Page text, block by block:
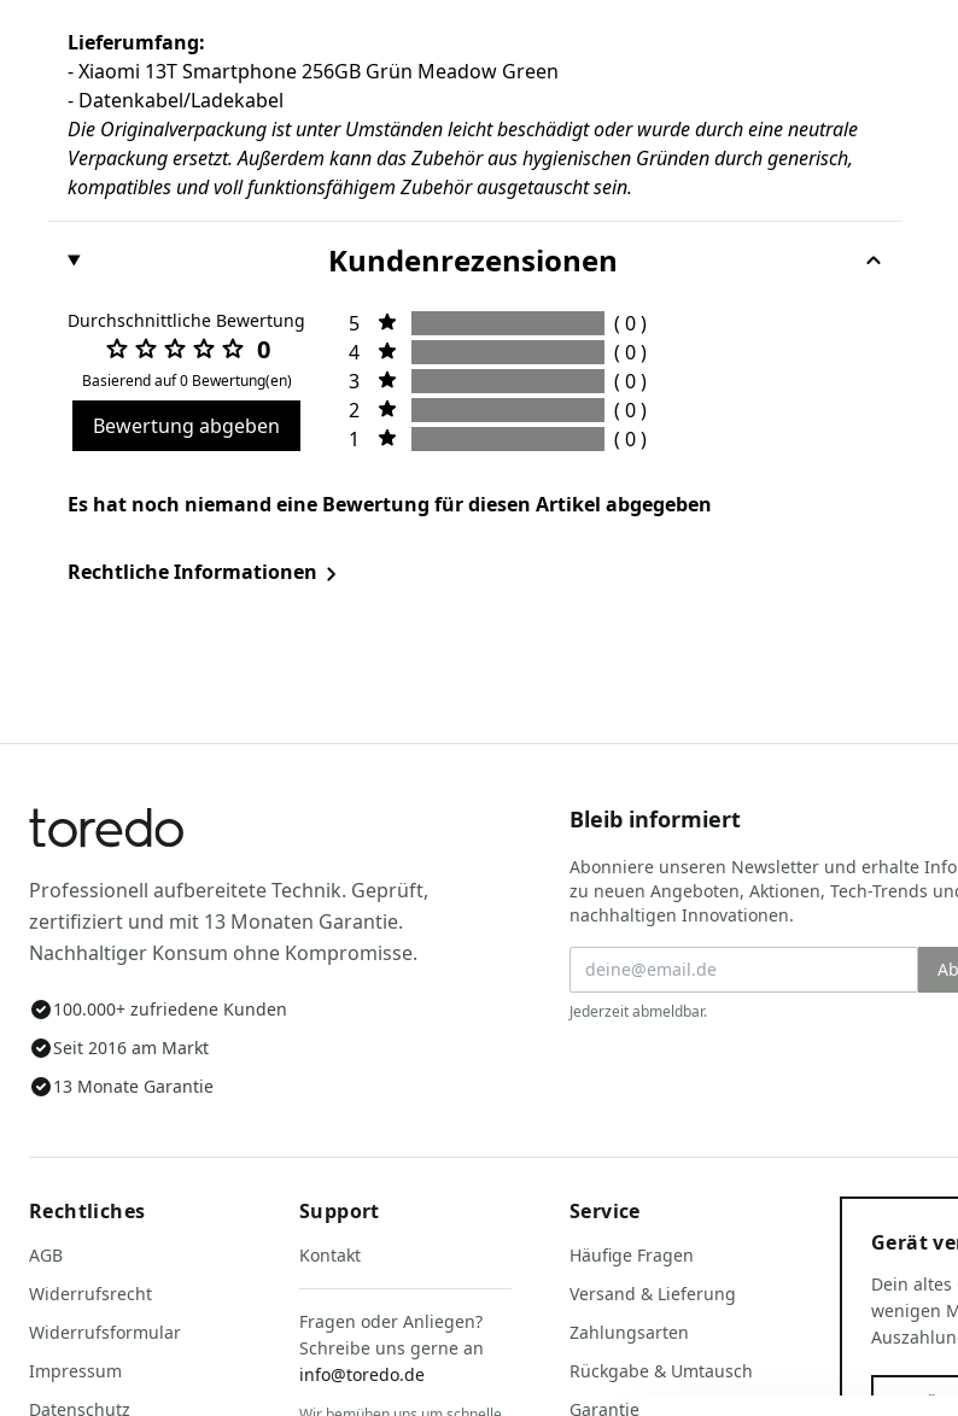
Lieferumfang:
- Xiaomi 13T Smartphone 256GB Grün Meadow Green
- Datenkabel/Ladekabel
Die Originalverpackung ist unter Umständen leicht beschädigt oder wurde durch eine neutrale
Verpackung ersetzt. Außerdem kann das Zubehör aus hygienischen Gründen durch generisch,
kompatibles und voll funktionsfähigem Zubehör ausgetauscht sein.
Kundenrezensionen
Durchschnittliche Bewertung
0
Basierend auf 0 Bewertung(en)
Bewertung abgeben
5
( 0 )
4
( 0 )
3
( 0 )
2
( 0 )
1
( 0 )
Es hat noch niemand eine Bewertung für diesen Artikel abgegeben
Rechtliche Informationen
Professionell aufbereitete Technik. Geprüft,
zertifiziert und mit 13 Monaten Garantie.
Nachhaltiger Konsum ohne Kompromisse.
100.000+ zufriedene Kunden
Seit 2016 am Markt
13 Monate Garantie
Bleib informiert
Abonniere unseren Newsletter und erhalte
zu neuen Angeboten, Aktionen, Tech-Trends
nachhaltigen Innovationen.
Jederzeit abmeldbar.
Rechtliches
AGB
Widerrufsrecht
Widerrufsformular
Impressum
Datenschutz
Support
Kontakt
Fragen oder Anliegen?
Schreibe uns gerne an
info@toredo.de
Service
Häufige Fragen
Versand & Lieferung
Zahlungsarten
Rückgabe & Umtausch
Garantiebedingungen
Gerät
Dein
wenigen
Gerät